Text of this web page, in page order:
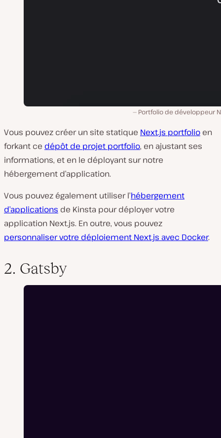
Portfolio de développeur
Vous pouvez créer un site statique Next.js portfolio en
forkant ce dépôt de projet portfolio, en ajustant ses
informations, et en le déployant sur notre
hébergement d’application.
Vous pouvez également utiliser l’hébergement
d’applications de Kinsta pour déployer votre
application Next.js. En outre, vous pouvez
personnaliser votre déploiement Next.js avec Docker.
2. Gatsby